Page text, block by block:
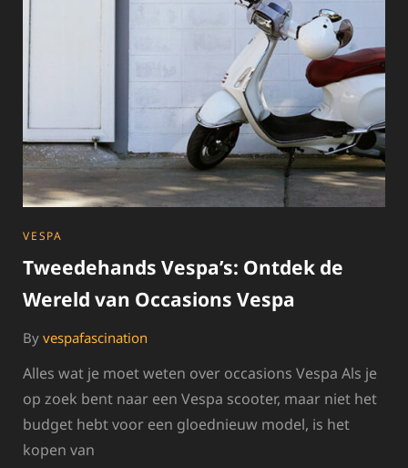
CATEGORIES
VESPA
Tweedehands Vespa’s: Ontdek de
Wereld van Occasions Vespa
By vespafascination
Alles wat je moet weten over occasions Vespa Als je
op zoek bent naar een Vespa scooter, maar niet het
budget hebt voor een gloednieuw model, is het
kopen van